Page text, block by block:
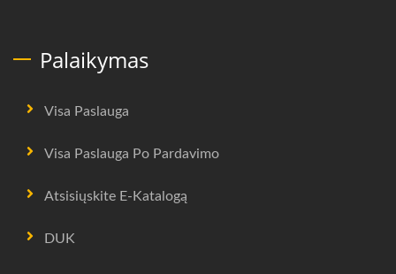
Palaikymas
Visa Paslauga
Visa Paslauga Po Pardavimo
Atsisiųskite E-Katalogą
DUK